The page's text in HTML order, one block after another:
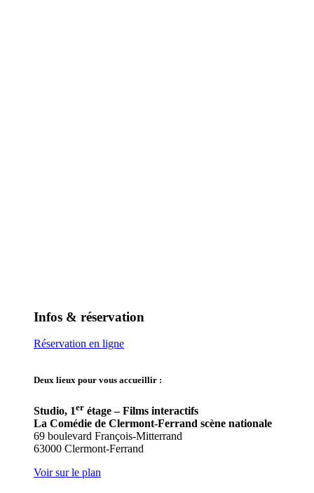
Infos & réservation
Réservation en ligne
Deux lieux pour vous accueillir :
Studio, 1er étage – Films interactifs
La Comédie de Clermont-Ferrand scène nationale
69 boulevard François-Mitterrand
63000 Clermont-Ferrand
Voir sur le plan